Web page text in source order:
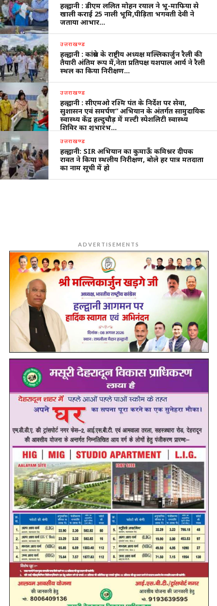
हल्द्वानी : डीएम ललित मोहन रयाल ने भू-माफिया से
खाली कराई 25 नाली भूमि,पीड़िता भगवती देवी ने
जताया आभार…
उत्तराखण्ड
हल्द्वानी : कांग्रेस के राष्ट्रीय अध्यक्ष मल्लिकार्जुन रैली की
तैयारी अंतिम रूप में,नेता प्रतिपक्ष यशपाल आर्य ने रैली
स्थल का किया निरीक्षण…
उत्तराखण्ड
हल्द्वानी : सीएमओ रश्मि पंत के निर्देश पर सेवा,
सुशासन एवं समर्पण” अभियान के अंतर्गत सामुदायिक
स्वास्थ्य केंद्र हल्दुचौड़ में मल्टी स्पेशलिटी स्वास्थ्य
शिविर का शुभारंभ…
उत्तराखण्ड
हल्द्वानी: SIR अभियान का कुमाऊँ कमिश्नर दीपक
रावत ने किया स्थलीय निरीक्षण, बोले हर पात्र मतदाता
का नाम सूची में हो
ADVERTISEMENTS